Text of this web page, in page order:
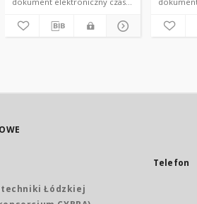
Łódzkiej
Telefon